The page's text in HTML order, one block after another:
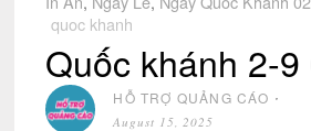
quoc khanh
Quốc khánh 2-9
HỖ TRỢ QUẢNG CÁO ⋅
August 15, 2025